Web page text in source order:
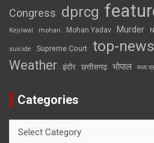
Congress dprcg
Kejriwal mohan Mohan Yadav Murder
suicide Supreme Court top-news
Weather इंदौर छत्तीसगढ़ भोपाल मध्य
Categories